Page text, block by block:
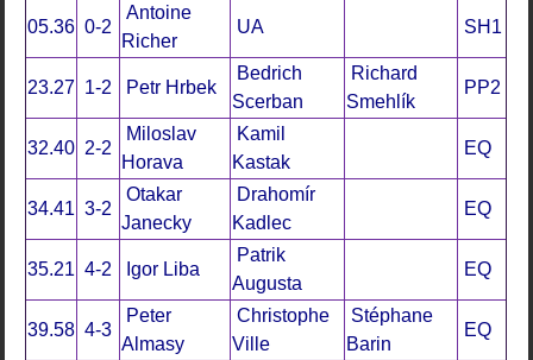
05.36 0-2
Antoine
Richer
UA SH1
23.27 1-2 Petr Hrbek
Bedrich
Scerban
Richard
Smehlík
PP2
32.40 2-2
Miloslav
Horava
Kamil
Kastak
EQ
34.41 3-2
Otakar
Janecky
Drahomír
Kadlec
EQ
35.21 4-2 Igor Liba
Patrik
Augusta
EQ
39.58 4-3
Peter
Almasy
Christophe
Ville
Stéphane
Barin
EQ